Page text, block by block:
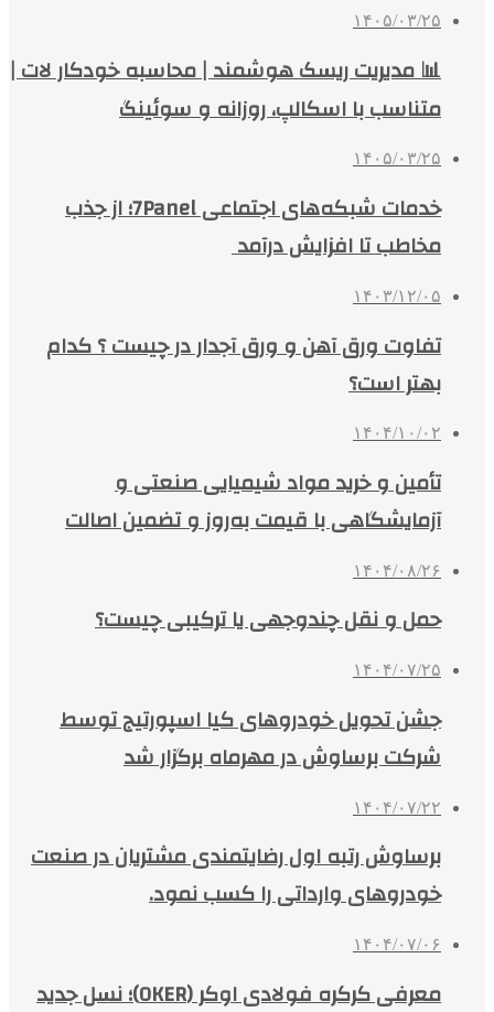
۱۴۰۵/۰۳/۲۵
📊 مدیریت ریسک هوشمند | محاسبه خودکار لات |
متناسب با اسکالپ، روزانه و سوئینگ
۱۴۰۵/۰۳/۲۵
خدمات شبکه‌های اجتماعی 7Panel؛ از جذب
مخاطب تا افزایش درآمد
۱۴۰۳/۱۲/۰۵
تفاوت ورق آهن و ورق آجدار در چیست ؟ کدام
بهتر است؟
۱۴۰۴/۱۰/۰۲
تأمین و خرید مواد شیمیایی صنعتی و
آزمایشگاهی با قیمت به‌روز و تضمین اصالت
۱۴۰۴/۰۸/۲۶
حمل و نقل چندوجهی یا ترکیبی چیست؟
۱۴۰۴/۰۷/۲۵
جشن تحویل خودروهای کیا اسپورتیج توسط
شرکت برساوش در مهرماه برگزار شد
۱۴۰۴/۰۷/۲۲
برساوش رتبه اول رضایتمندی مشتریان در صنعت
خودروهای وارداتی را کسب نمود.
۱۴۰۴/۰۷/۰۶
معرفی کرکره فولادی اوکر (OKER)؛ نسل جدید